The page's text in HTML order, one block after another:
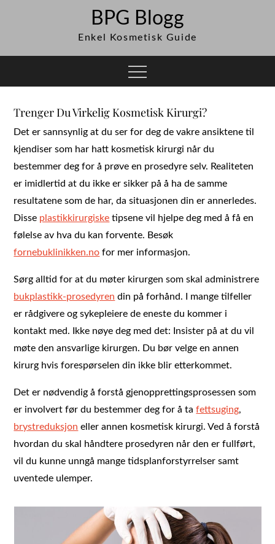
BPG Blogg
Enkel Kosmetisk Guide
Trenger Du Virkelig Kosmetisk Kirurgi?
Det er sannsynlig at du ser for deg de vakre ansiktene til
kjendiser som har hatt kosmetisk kirurgi når du
bestemmer deg for å prøve en prosedyre selv. Realiteten
er imidlertid at du ikke er sikker på å ha de samme
resultatene som de har, da situasjonen din er annerledes.
Disse plastikkirurgiske tipsene vil hjelpe deg med å få en
følelse av hva du kan forvente. Besøk
fornebuklinikken.no for mer informasjon.
Sørg alltid for at du møter kirurgen som skal administrere
bukplastikk-prosedyren din på forhånd. I mange tilfeller
er rådgivere og sykepleiere de eneste du kommer i
kontakt med. Ikke nøye deg med det: Insister på at du vil
møte den ansvarlige kirurgen. Du bør velge en annen
kirurg hvis forespørselen din ikke blir etterkommet.
Det er nødvendig å forstå gjenopprettingsprosessen som
er involvert før du bestemmer deg for å tafettsuging,
brystreduksjon eller annen kosmetisk kirurgi. Ved å forstå
hvordan du skal håndtere prosedyren når den er fullført,
vil du kunne unngå mange tidsplanforstyrrelser samt
uventede ulemper.